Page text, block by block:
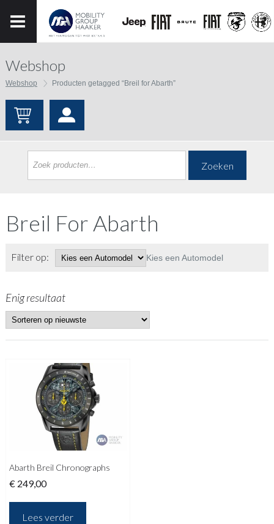
Webshop
Webshop Producten getagged “Breil for Abarth”
Zoeken
Breil For Abarth
Filter op: Kies een Automodel
Enig resultaat
Abarth Breil Chronographs
€ 249,00
Lees verder